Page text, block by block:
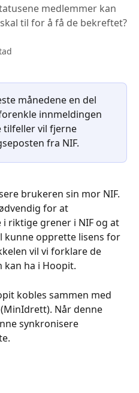
medlemmer kan
til for å få de bekreftet?
månedene en del
innmeldingen
tilfeller vil fjerne
fra NIF.
brukeren sin mor NIF.
for at
riktige grener i NIF og at
kunne opprette lisens for
vil vi forklare de
kan ha i Hoopit.
kobles sammen med
Når denne
synkronisere